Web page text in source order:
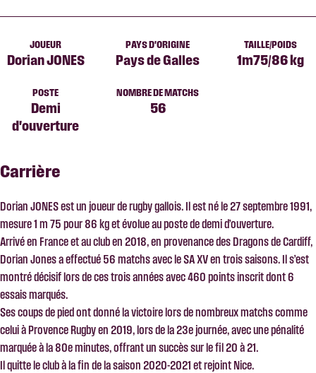
JOUEUR
Dorian JONES
PAYS D'ORIGINE
Pays de Galles
TAILLE/POIDS
1m75/86 kg
POSTE
Demi
d'ouverture
NOMBRE DE MATCHS
56
Carrière
Dorian JONES est un joueur de rugby gallois. Il est né le 27 septembre 1991,
mesure 1 m 75 pour 86 kg et évolue au poste de demi d’ouverture.
Arrivé en France et au club en 2018, en provenance des Dragons de Cardiff,
Dorian Jones a effectué 56 matchs avec le SA XV en trois saisons. Il s’est
montré décisif lors de ces trois années avec 460 points inscrit dont 6
essais marqués.
Ses coups de pied ont donné la victoire lors de nombreux matchs comme
celui à Provence Rugby en 2019, lors de la 23e journée, avec une pénalité
marquée à la 80e minutes, offrant un succès sur le fil 20 à 21.
Il quitte le club à la fin de la saison 2020-2021 et rejoint Nice.